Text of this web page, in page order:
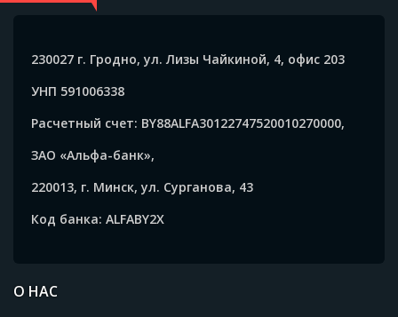
230027 г. Гродно, ул. Лизы Чайкиной, 4, офис 203
УНП 591006338
Расчетный счет: BY88ALFA30122747520010270000,
ЗАО «Альфа-банк»,
220013, г. Минск, ул. Сурганова, 43
Код банка: ALFABY2X
О НАС